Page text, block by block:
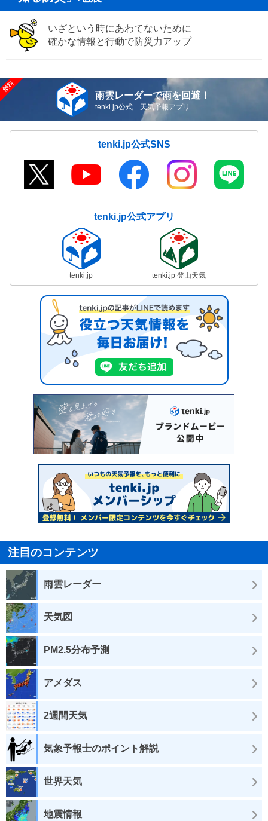
いざという時にあわてないために
確かな情報と行動で防災力アップ
雨雲レーダーで雨を回避！
tenki.jp公式 天気予報アプリ
tenki.jp公式SNS
tenki.jp公式アプリ
tenki.jp tenki.jp 登山天気
注目のコンテンツ
雨雲レーダー
天気図
PM2.5分布予測
アメダス
2週間天気
気象予報士のポイント解説
世界天気
地震情報